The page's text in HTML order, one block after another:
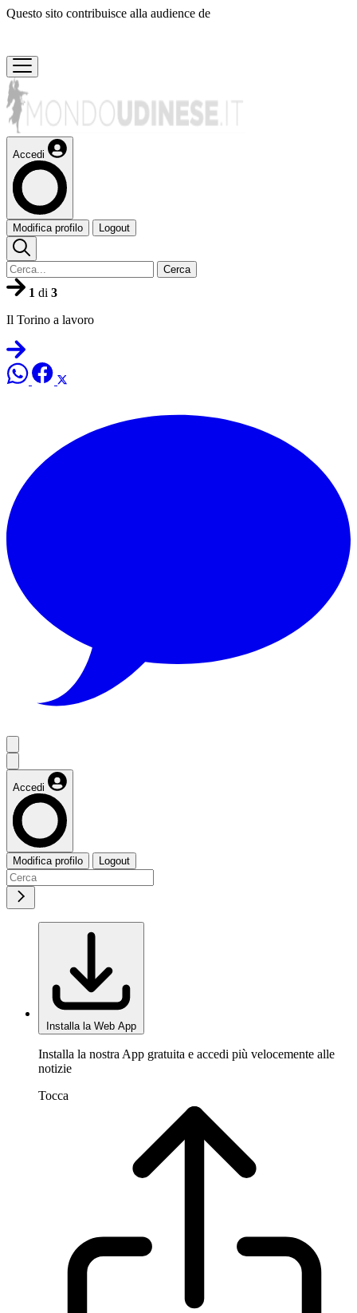
Questo sito contribuisce alla audience de
Accedi
Modifica profilo Logout
Cerca
1 di 3
Il Torino a lavoro
Accedi
Modifica profilo Logout
Installa la Web App
Installa la nostra App gratuita e accedi più velocemente alle
notizie
Tocca